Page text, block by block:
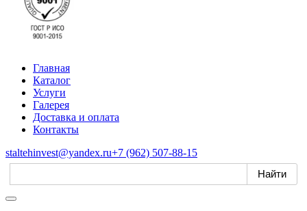
Главная
Каталог
Услуги
Галерея
Доставка и оплата
Контакты
staltehinvest@yandex.ru+7 (962) 507-88-15